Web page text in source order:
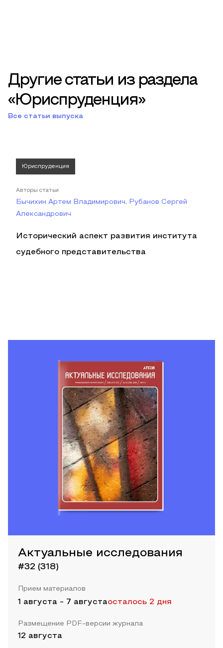
Другие статьи из раздела
«Юриспруденция»
Все статьи выпуска
Юриспруденция
Авторы статьи
Бычихин Артем Владимирович, Рубанов Сергей
Александрович
Исторический аспект развития института
судебного представительства
Актуальные исследования
#32 (318)
Прием материалов
1 августа - 7 августаосталось 2 дня
Размещение PDF-версии журнала
12 августа